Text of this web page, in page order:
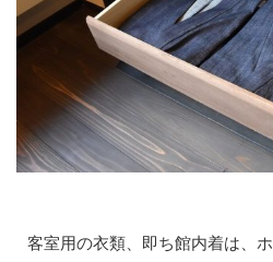
客室用の衣類、即ち館内着は、